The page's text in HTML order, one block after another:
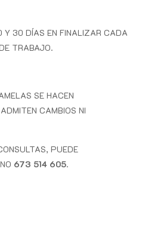
Y 30 DÍAS EN FINALIZAR CADA
TRABAJO.
SE HACEN
CAMBIOS NI
PUEDE
673 514 605.